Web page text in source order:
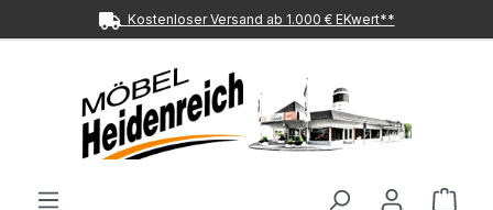
Zum Hauptinhalt springenKostenloser Versand ab 1.000 € EKwert**